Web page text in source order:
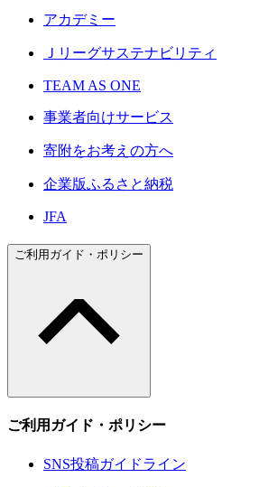
アカデミー
Ｊリーグサステナビリティ
TEAM AS ONE
事業者向けサービス
寄附をお考えの方へ
企業版ふるさと納税
JFA
ご利用ガイド・ポリシー
ご利用ガイド・ポリシー
SNS投稿ガイドライン